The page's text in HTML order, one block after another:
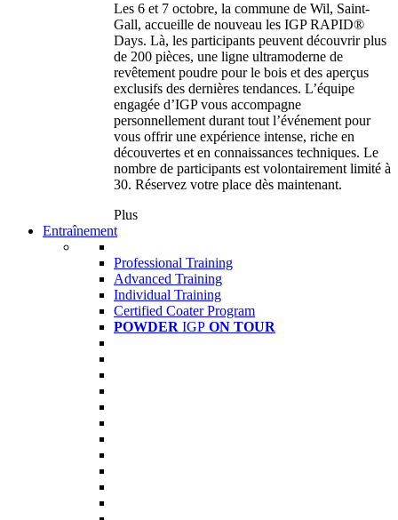
Les 6 et 7 octobre, la commune de Wil, Saint-
Gall, accueille de nouveau les IGP RAPID®
Days. Là, les participants peuvent découvrir plus
de 200 pièces, une ligne ultramoderne de
revêtement poudre pour le bois et des aperçus
exclusifs des dernières tendances. L’équipe
engagée d’IGP vous accompagne
personnellement durant tout l’événement pour
vous offrir une expérience intense, riche en
découvertes et en connaissances techniques. Le
nombre de participants est volontairement limité à
30. Réservez votre place dès maintenant.
Plus
Entraînement
Professional Training
Advanced Training
Individual Training
Certified Coater Program
POWDER IGP ON TOUR